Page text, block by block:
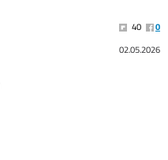
40
0
02.05.2026